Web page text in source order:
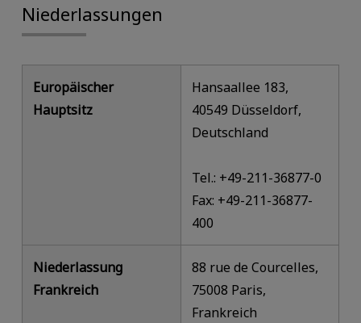
Niederlassungen
Europäischer
Hauptsitz
Hansaallee 183,
40549 Düsseldorf,
Deutschland
Tel.: +49-211-36877-0
Fax: +49-211-36877-
400
Niederlassung
Frankreich
88 rue de Courcelles,
75008 Paris,
Frankreich